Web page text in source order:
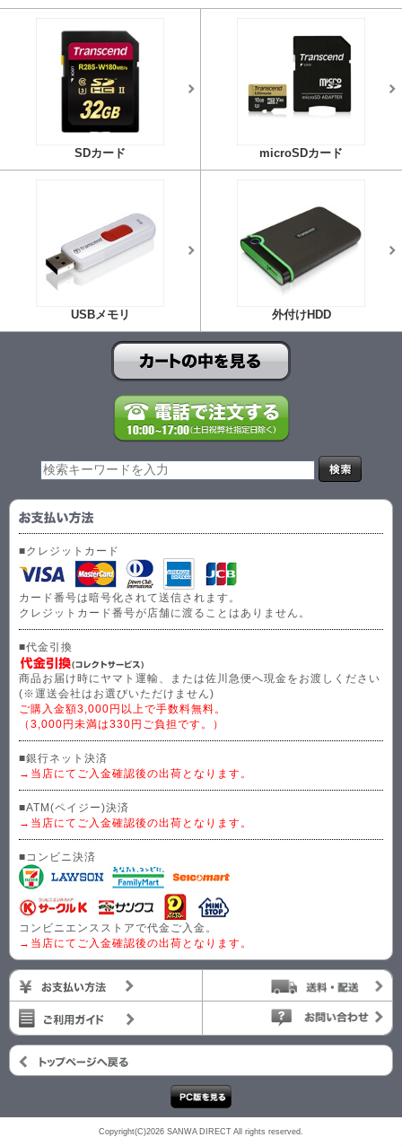
SDカード microSDカード
USBメモリ 外付けHDD
■クレジットカード
カード番号は暗号化されて送信されます。
クレジットカード番号が店舗に渡ることはありません。
■代金引換
商品お届け時にヤマト運輸、または佐川急便へ現金をお渡しください
(※運送会社はお選びいただけません)
ご購入金額3,000円以上で手数料無料。
（3,000円未満は330円ご負担です。）
■銀行ネット決済
→当店にてご入金確認後の出荷となります。
■ATM(ペイジー)決済
→当店にてご入金確認後の出荷となります。
■コンビニ決済
コンビニエンスストアで代金ご入金。
→当店にてご入金確認後の出荷となります。
Copyright(C)2026 SANWA DIRECT All rights reserved.